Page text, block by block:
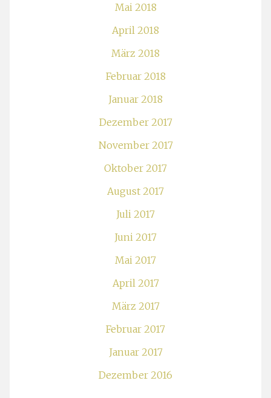
Mai 2018
April 2018
März 2018
Februar 2018
Januar 2018
Dezember 2017
November 2017
Oktober 2017
August 2017
Juli 2017
Juni 2017
Mai 2017
April 2017
März 2017
Februar 2017
Januar 2017
Dezember 2016